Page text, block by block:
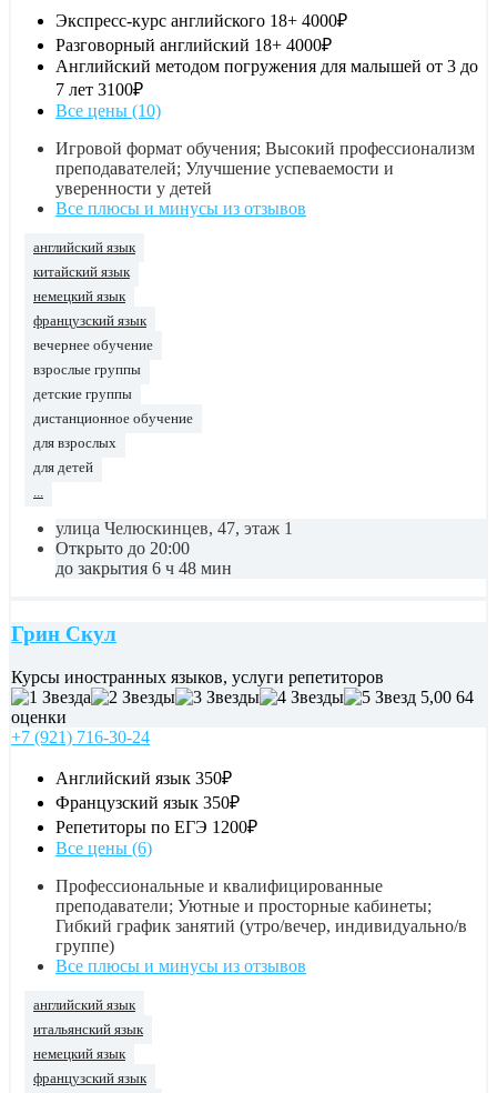
Экспресс-курс английского 18+ 4000₽
Разговорный английский 18+ 4000₽
Английский методом погружения для малышей от 3 до
7 лет 3100₽
Все цены (10)
Игровой формат обучения; Высокий профессионализм
преподавателей; Улучшение успеваемости и
уверенности у детей
Все плюсы и минусы из отзывов
английский язык
китайский язык
немецкий язык
французский язык
вечернее обучение
взрослые группы
детские группы
дистанционное обучение
для взрослых
для детей
...
улица Челюскинцев, 47, этаж 1
Открыто до 20:00
до закрытия 6 ч 48 мин
Грин Скул
Курсы иностранных языков, услуги репетиторов
5,00 64
оценки
+7 (921) 716-30-24
Английский язык 350₽
Французский язык 350₽
Репетиторы по ЕГЭ 1200₽
Все цены (6)
Профессиональные и квалифицированные
преподаватели; Уютные и просторные кабинеты;
Гибкий график занятий (утро/вечер, индивидуально/в
группе)
Все плюсы и минусы из отзывов
английский язык
итальянский язык
немецкий язык
французский язык